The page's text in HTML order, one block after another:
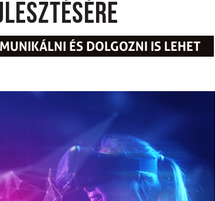
ÉS DOLGOZNI IS LEHET